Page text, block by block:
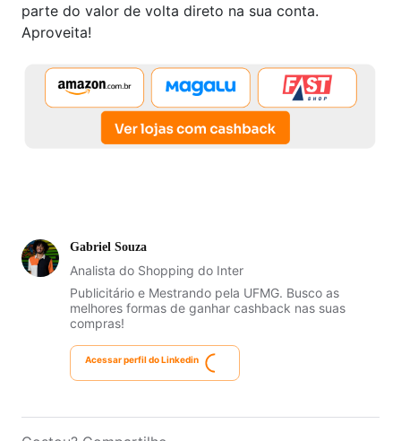
parte do valor de volta direto na sua conta.
Aproveita!
Gabriel Souza
Analista do Shopping do Inter
Publicitário e Mestrando pela UFMG. Busco as
melhores formas de ganhar cashback nas suas
compras!
Acessar perfil do Linkedin